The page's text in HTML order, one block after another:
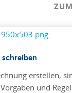
erstellen,
und